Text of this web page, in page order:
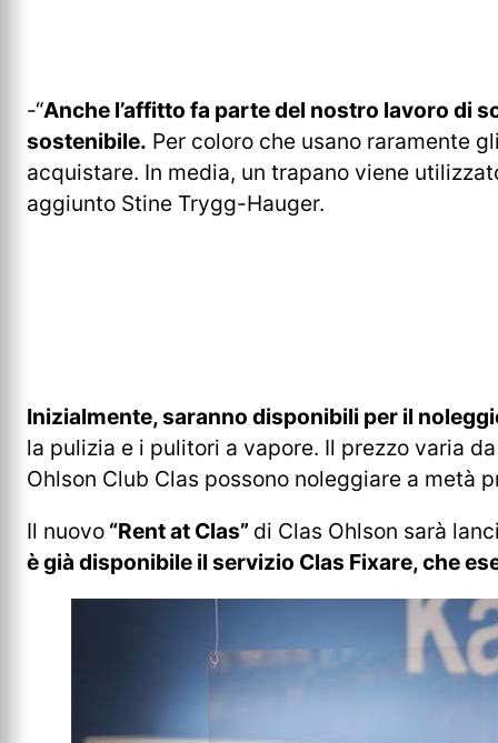
-“Anche l’affitto fa parte del nostro lavoro di
sostenibile. Per coloro che usano raramente
acquistare. In media, un trapano viene
aggiunto Stine Trygg-Hauger.
Inizialmente, saranno disponibili per il
la pulizia e i pulitori a vapore. Il prezzo varia
Ohlson Club Clas possono noleggiare a metà
Il nuovo “Rent at Clas” di Clas Ohlson sarà
è già disponibile il servizio Clas Fixare, che